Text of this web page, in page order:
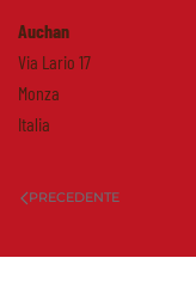
Auchan
Via Lario 17
Monza
Italia
PRECEDENTE